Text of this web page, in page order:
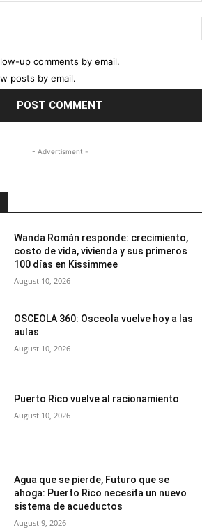
up comments by email.
posts by email.
- Advertisment -
Wanda Román responde: crecimiento,
costo de vida, vivienda y sus primeros
100 días en Kissimmee
August 10, 2026
OSCEOLA 360: Osceola vuelve hoy a las
aulas
August 10, 2026
Puerto Rico vuelve al racionamiento
August 10, 2026
Agua que se pierde, Futuro que se
ahoga: Puerto Rico necesita un nuevo
sistema de acueductos
August 9, 2026